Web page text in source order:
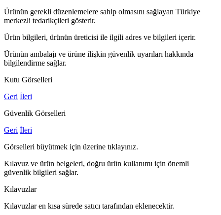
Ürünün gerekli düzenlemelere sahip olmasını sağlayan Türkiye
merkezli tedarikçileri gösterir.
Ürün bilgileri, ürünün üreticisi ile ilgili adres ve bilgileri içerir.
Ürünün ambalajı ve ürüne ilişkin güvenlik uyarıları hakkında
bilgilendirme sağlar.
Kutu Görselleri
Geri İleri
Güvenlik Görselleri
Geri İleri
Görselleri büyütmek için üzerine tıklayınız.
Kılavuz ve ürün belgeleri, doğru ürün kullanımı için önemli
güvenlik bilgileri sağlar.
Kılavuzlar
Kılavuzlar en kısa sürede satıcı tarafından eklenecektir.